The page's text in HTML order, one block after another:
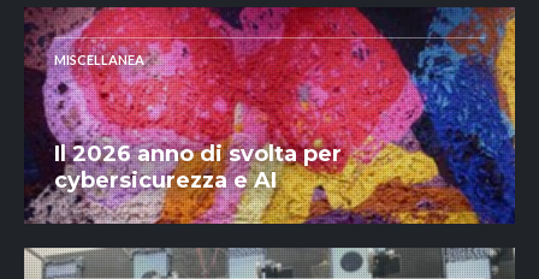
MISCELLANEA
Il 2026 anno di svolta per
cybersicurezza e AI